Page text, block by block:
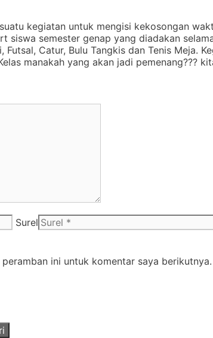
kegiatan untuk mengisi kekosongan
siswa semester genap yang diadakan
Catur, Bulu Tangkis dan Tenis Meja.
manakah yang akan jadi pemenang???
Surel
ini untuk komentar saya berikutnya.